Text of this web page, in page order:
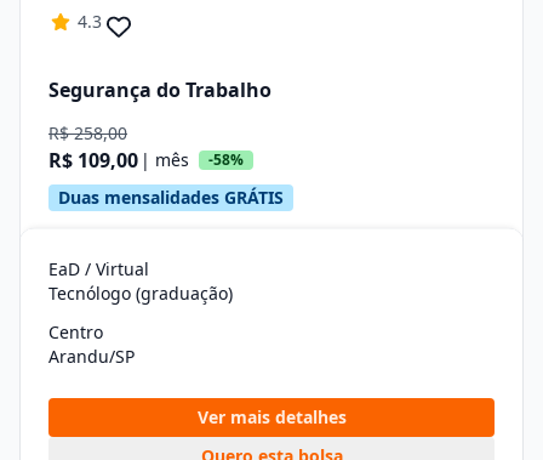
4.3
Segurança do Trabalho
R$ 258,00
R$ 109,00 | mês -58%
Duas mensalidades GRÁTIS
EaD / Virtual
Tecnólogo (graduação)
Centro
Arandu/SP
Ver mais detalhes